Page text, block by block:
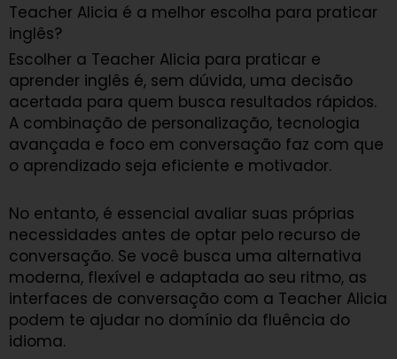
Teacher Alicia é a melhor escolha para praticar
inglês?
Escolher a Teacher Alicia para praticar e
aprender inglês é, sem dúvida, uma decisão
acertada para quem busca resultados rápidos.
A combinação de personalização, tecnologia
avançada e foco em conversação faz com que
o aprendizado seja eficiente e motivador.
No entanto, é essencial avaliar suas próprias
necessidades antes de optar pelo recurso de
conversação. Se você busca uma alternativa
moderna, flexível e adaptada ao seu ritmo, as
interfaces de conversação com a Teacher Alicia
podem te ajudar no domínio da fluência do
idioma.